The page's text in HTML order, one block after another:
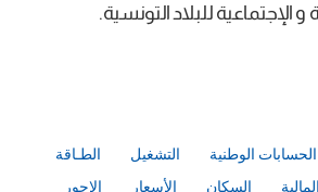
الإجتماعية للبلاد التونسية.
الحسابات الوطنية التشغيل
الطـاقة
السكان الأسعار
الاجور